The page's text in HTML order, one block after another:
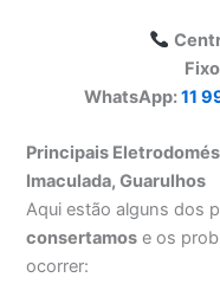
WhatsApp:11
Principais
Imaculada, Guarulhos
Aqui estão alguns dos
consertamos e os
ocorrer: